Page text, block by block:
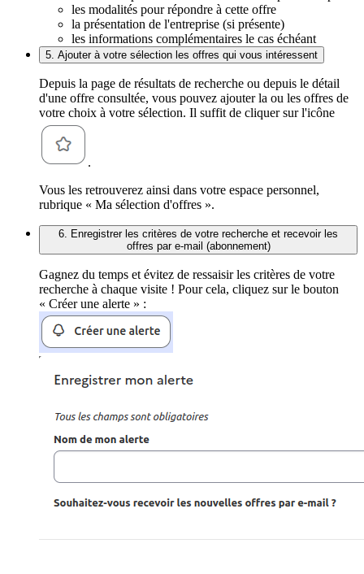
les modalités pour répondre à cette offre
la présentation de l'entreprise (si présente)
les informations complémentaires le cas échéant
5. Ajouter à votre sélection les offres qui vous intéressent
Depuis la page de résultats de recherche ou depuis le détail
d'une offre consultée, vous pouvez ajouter la ou les offres de
votre choix à votre sélection. Il suffit de cliquer sur l'icône
.
Vous les retrouverez ainsi dans votre espace personnel,
rubrique « Ma sélection d'offres ».
6. Enregistrer les critères de votre recherche et recevoir les
offres par e-mail (abonnement)
Gagnez du temps et évitez de ressaisir les critères de votre
recherche à chaque visite ! Pour cela, cliquez sur le bouton
« Créer une alerte » :